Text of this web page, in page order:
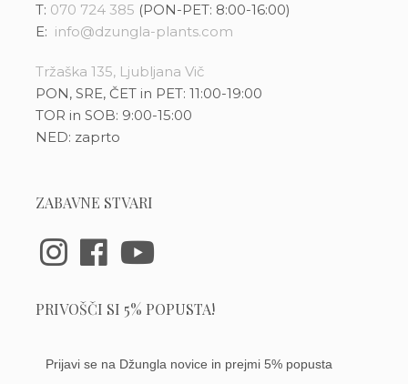
T: 070 724 385 (PON-PET: 8:00-16:00)
E: info@dzungla-plants.com
Tržaška 135, Ljubljana Vič
PON, SRE, ČET in PET: 11:00-19:00
TOR in SOB: 9:00-15:00
NED: zaprto
ZABAVNE STVARI
PRIVOŠČI SI 5% POPUSTA!
Prijavi se na Džungla novice in prejmi 5% popusta